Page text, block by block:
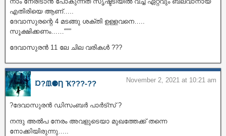
എതിരിയെ ആണ്…..
ദേവാസുരന്റെ 4 മടങ്ങു ശക്തി ഉള്ളവനെ…..
സൂക്ഷിക്കണം……'”””
ദേവാസുരൻ 11 ലേ ചില വരികൾ ???
Ɒ?ᙢ⚈Ƞ Ҡ???‐?? November 2, 2021 at 10:21 am
?ദേവാസുരൻ ഡിസംബർ പാർട്സ് ?
നന്ദു അൽപ നേരം അവളുടെയാ മുഖത്തേക്ക് തന്നെ
നോക്കിയിരുന്നു…..